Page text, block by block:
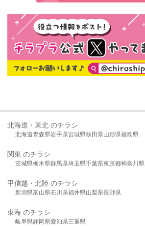
北海道・東北 のチラシ
北海道青森県岩手県宮城県秋田県山形県福島県
関東 のチラシ
茨城県栃木県群馬県埼玉県千葉県東京都神奈川県
甲信越・北陸 のチラシ
新潟県富山県石川県福井県山梨県長野県
東海 のチラシ
岐阜県静岡県愛知県三重県